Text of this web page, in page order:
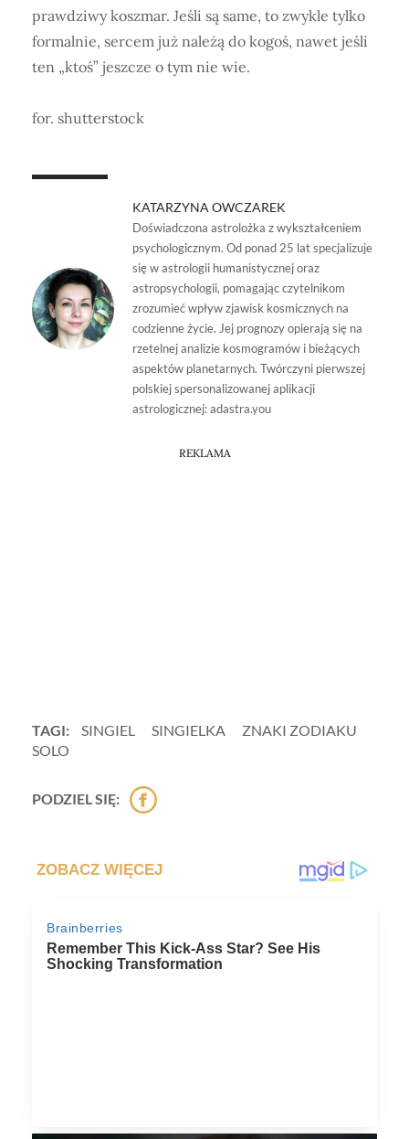
prawdziwy koszmar. Jeśli są same, to zwykle tylko
formalnie, sercem już należą do kogoś, nawet jeśli
ten „ktoś” jeszcze o tym nie wie.
for. shutterstock
KATARZYNA OWCZAREK
Doświadczona astrolożka z wykształceniem
psychologicznym. Od ponad 25 lat specjalizuje
się w astrologii humanistycznej oraz
astropsychologii, pomagając czytelnikom
zrozumieć wpływ zjawisk kosmicznych na
codzienne życie. Jej prognozy opierają się na
rzetelnej analizie kosmogramów i bieżących
aspektów planetarnych. Twórczyni pierwszej
polskiej spersonalizowanej aplikacji
astrologicznej: adastra.you
REKLAMA
TAGI: SINGIEL SINGIELKA
ZNAKI ZODIAKU
SOLO
PODZIEL SIĘ: